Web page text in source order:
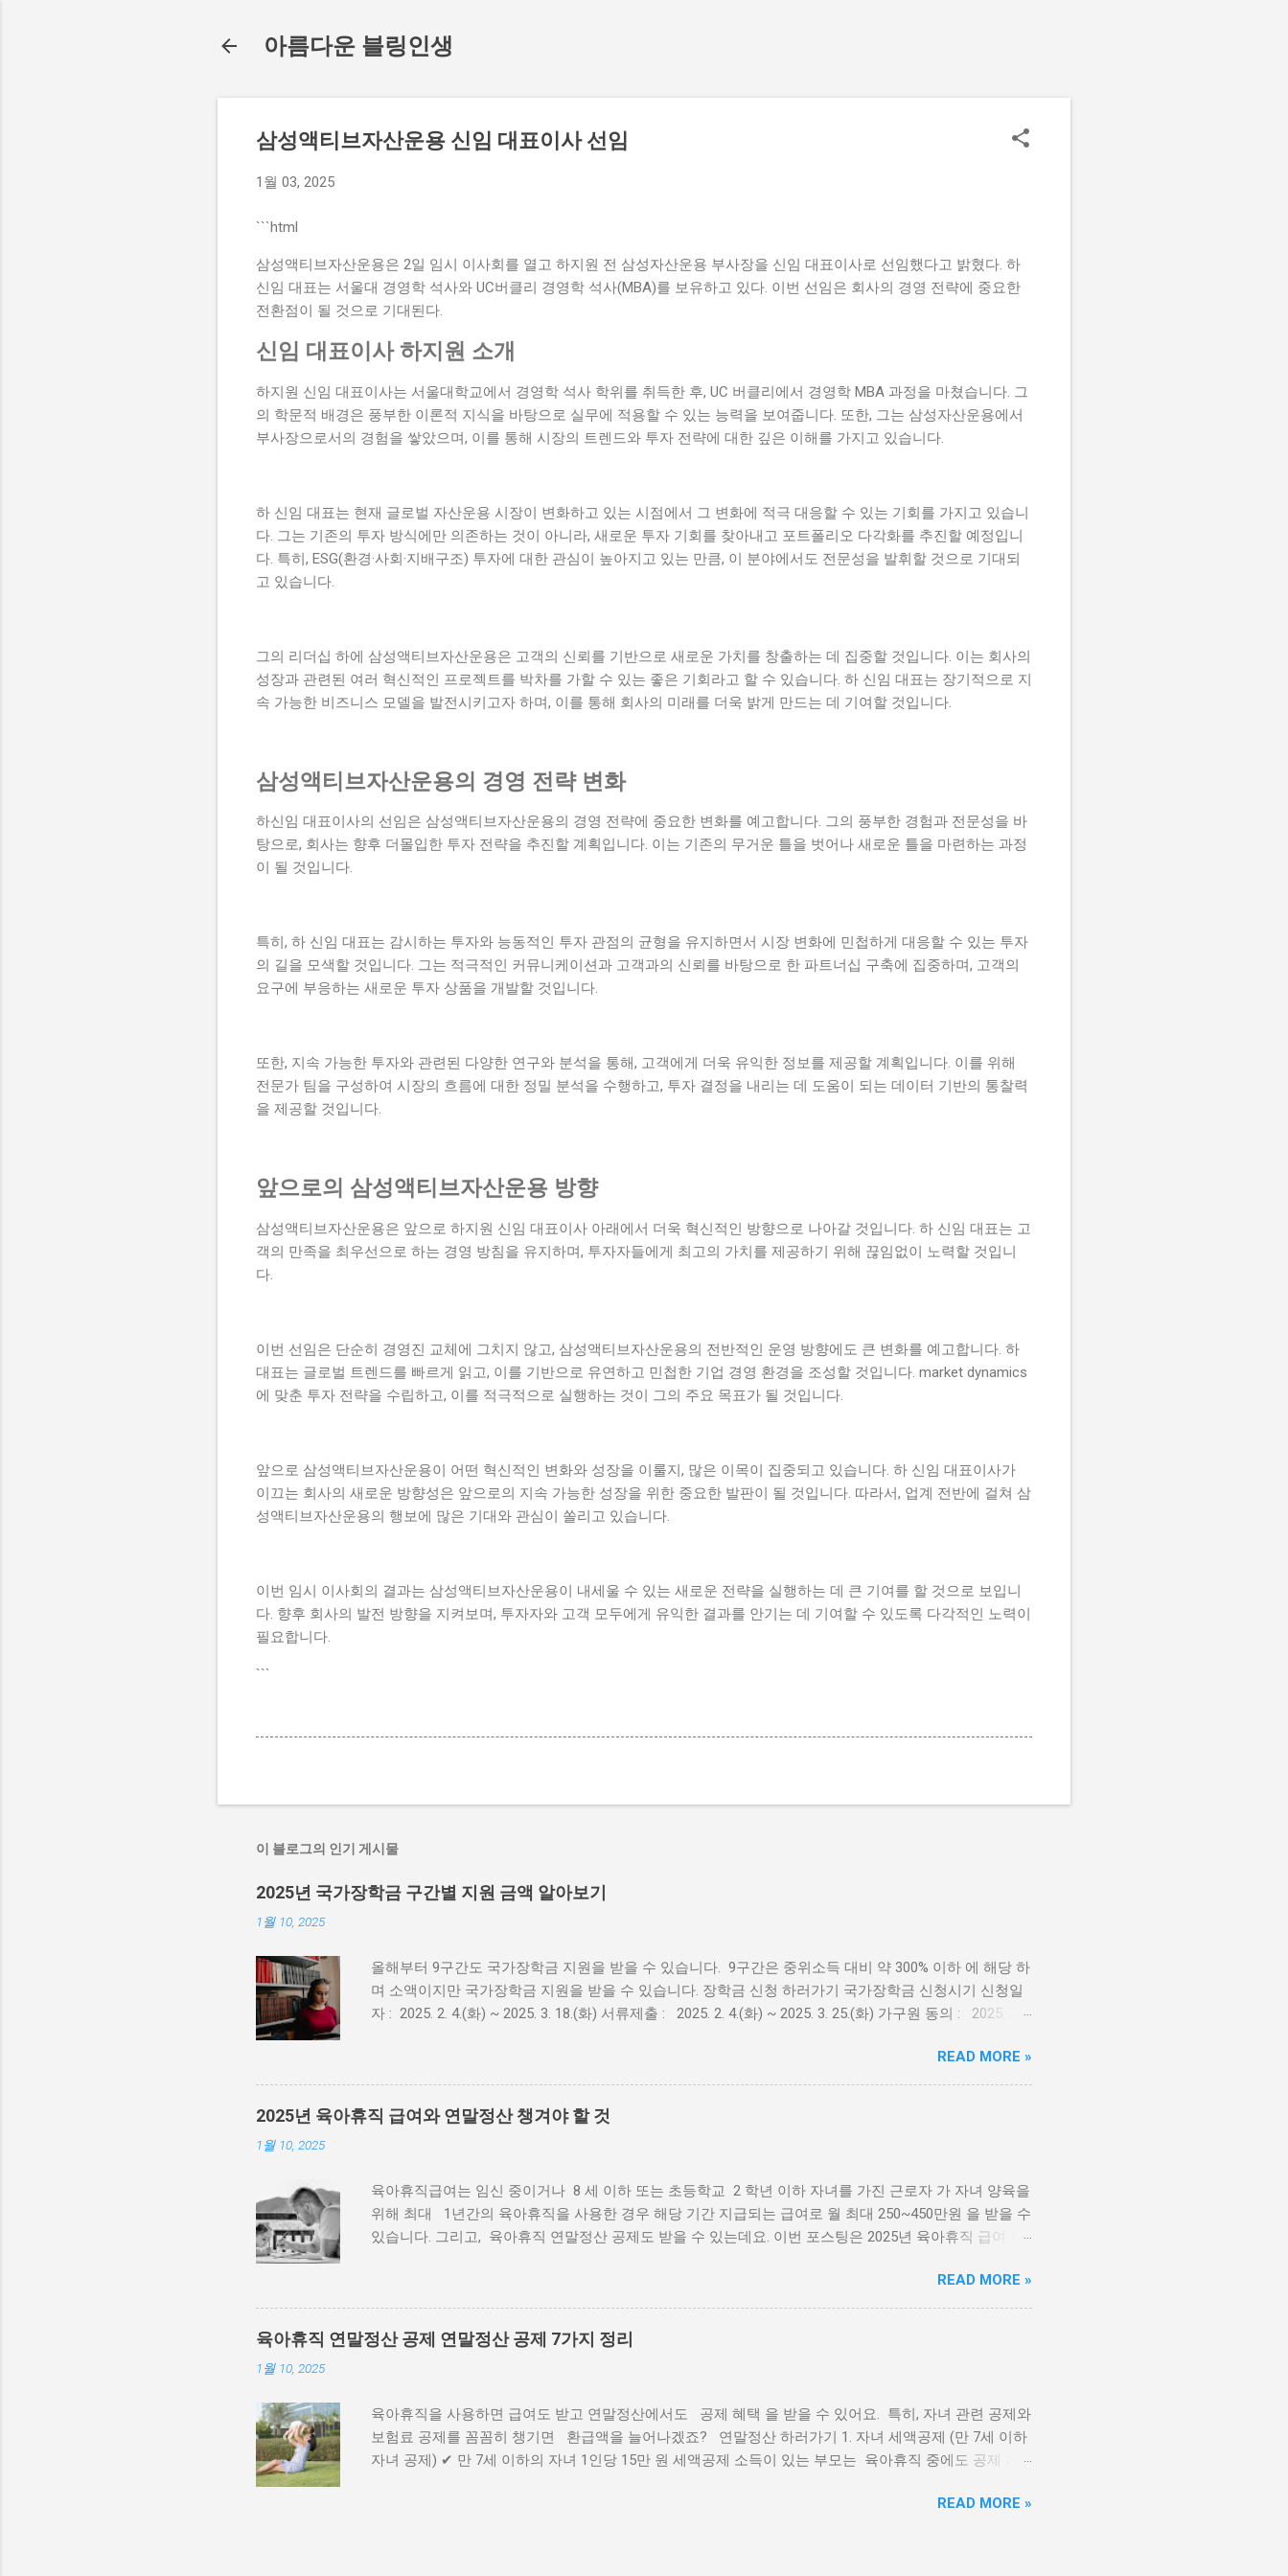
아름다운 블링인생
삼성액티브자산운용 신임 대표이사 선임
1월 03, 2025
```html
삼성액티브자산운용은 2일 임시 이사회를 열고 하지원 전 삼성자산운용 부사장을 신임 대표이사로 선임했다고 밝혔다. 하
신임 대표는 서울대 경영학 석사와 UC버클리 경영학 석사(MBA)를 보유하고 있다. 이번 선임은 회사의 경영 전략에 중요한
전환점이 될 것으로 기대된다.
신임 대표이사 하지원 소개
하지원 신임 대표이사는 서울대학교에서 경영학 석사 학위를 취득한 후, UC 버클리에서 경영학 MBA 과정을 마쳤습니다. 그
의 학문적 배경은 풍부한 이론적 지식을 바탕으로 실무에 적용할 수 있는 능력을 보여줍니다. 또한, 그는 삼성자산운용에서
부사장으로서의 경험을 쌓았으며, 이를 통해 시장의 트렌드와 투자 전략에 대한 깊은 이해를 가지고 있습니다.
하 신임 대표는 현재 글로벌 자산운용 시장이 변화하고 있는 시점에서 그 변화에 적극 대응할 수 있는 기회를 가지고 있습니
다. 그는 기존의 투자 방식에만 의존하는 것이 아니라, 새로운 투자 기회를 찾아내고 포트폴리오 다각화를 추진할 예정입니
다. 특히, ESG(환경·사회·지배구조) 투자에 대한 관심이 높아지고 있는 만큼, 이 분야에서도 전문성을 발휘할 것으로 기대되
고 있습니다.
그의 리더십 하에 삼성액티브자산운용은 고객의 신뢰를 기반으로 새로운 가치를 창출하는 데 집중할 것입니다. 이는 회사의
성장과 관련된 여러 혁신적인 프로젝트를 박차를 가할 수 있는 좋은 기회라고 할 수 있습니다. 하 신임 대표는 장기적으로 지
속 가능한 비즈니스 모델을 발전시키고자 하며, 이를 통해 회사의 미래를 더욱 밝게 만드는 데 기여할 것입니다.
삼성액티브자산운용의 경영 전략 변화
하신임 대표이사의 선임은 삼성액티브자산운용의 경영 전략에 중요한 변화를 예고합니다. 그의 풍부한 경험과 전문성을 바
탕으로, 회사는 향후 더몰입한 투자 전략을 추진할 계획입니다. 이는 기존의 무거운 틀을 벗어나 새로운 틀을 마련하는 과정
이 될 것입니다.
특히, 하 신임 대표는 감시하는 투자와 능동적인 투자 관점의 균형을 유지하면서 시장 변화에 민첩하게 대응할 수 있는 투자
의 길을 모색할 것입니다. 그는 적극적인 커뮤니케이션과 고객과의 신뢰를 바탕으로 한 파트너십 구축에 집중하며, 고객의
요구에 부응하는 새로운 투자 상품을 개발할 것입니다.
또한, 지속 가능한 투자와 관련된 다양한 연구와 분석을 통해, 고객에게 더욱 유익한 정보를 제공할 계획입니다. 이를 위해
전문가 팀을 구성하여 시장의 흐름에 대한 정밀 분석을 수행하고, 투자 결정을 내리는 데 도움이 되는 데이터 기반의 통찰력
을 제공할 것입니다.
앞으로의 삼성액티브자산운용 방향
삼성액티브자산운용은 앞으로 하지원 신임 대표이사 아래에서 더욱 혁신적인 방향으로 나아갈 것입니다. 하 신임 대표는 고
객의 만족을 최우선으로 하는 경영 방침을 유지하며, 투자자들에게 최고의 가치를 제공하기 위해 끊임없이 노력할 것입니
다.
이번 선임은 단순히 경영진 교체에 그치지 않고, 삼성액티브자산운용의 전반적인 운영 방향에도 큰 변화를 예고합니다. 하
대표는 글로벌 트렌드를 빠르게 읽고, 이를 기반으로 유연하고 민첩한 기업 경영 환경을 조성할 것입니다. market dynamics
에 맞춘 투자 전략을 수립하고, 이를 적극적으로 실행하는 것이 그의 주요 목표가 될 것입니다.
앞으로 삼성액티브자산운용이 어떤 혁신적인 변화와 성장을 이룰지, 많은 이목이 집중되고 있습니다. 하 신임 대표이사가
이끄는 회사의 새로운 방향성은 앞으로의 지속 가능한 성장을 위한 중요한 발판이 될 것입니다. 따라서, 업계 전반에 걸쳐 삼
성액티브자산운용의 행보에 많은 기대와 관심이 쏠리고 있습니다.
이번 임시 이사회의 결과는 삼성액티브자산운용이 내세울 수 있는 새로운 전략을 실행하는 데 큰 기여를 할 것으로 보입니
다. 향후 회사의 발전 방향을 지켜보며, 투자자와 고객 모두에게 유익한 결과를 안기는 데 기여할 수 있도록 다각적인 노력이
필요합니다.
```
이 블로그의 인기 게시물
2025년 국가장학금 구간별 지원 금액 알아보기
1월 10, 2025
올해부터 9구간도 국가장학금 지원을 받을 수 있습니다. 9구간은 중위소득 대비 약 300% 이하 에 해당 하
며 소액이지만 국가장학금 지원을 받을 수 있습니다. 장학금 신청 하러가기 국가장학금 신청시기 신청일
자 : 2025. 2. 4.(화) ~ 2025. 3. 18.(화) 서류제출 : 2025. 2. 4.(화) ~ 2025. 3. 25.(화) 가구원 동의 : 2025. 2.
신화 신청 기간이 부족 또는 최신화 신청 불가 장학금 신청 하러가기 국가장학금 구간별 소득 기준 * 소
득 기준은 매년 변동 될 수 있으며 한국장학재단 공식 홈페이지 에서 확인 가능. 국가장학금 구간별 지원
금액 지원구간 학기별 연간 금액 1구간 285만원 570만원 2구간 285만원 570만원 3구간
285만원 570만원 4구간 210만원 420만원 5구간 210만원...
READ MORE »
2025년 육아휴직 급여와 연말정산 챙겨야 할 것
1월 10, 2025
육아휴직급여는 임신 중이거나 8 세 이하 또는 초등학교 2 학년 이하 자녀를 가진 근로자 가 자녀 양육을
위해 최대 1년간의 육아휴직을 사용한 경우 해당 기간 지급되는 급여로 월 최대 250~450만원 을 받을 수
있습니다. 그리고, 육아휴직 연말정산 공제도 받을 수 있는데요. 이번 포스팅은 2025년 육아휴직 급여 변
마나 오를까? 2025년부터 육아급여 인상 으로 인해 지급 비율과 상·하한액이 다음과 같이 조정됩니다.
2025년 육아휴직 연말정산 시 꼭 챙길 것! 육아휴직 기간에도 연말정산 공제 혜택 을 받을 수 있어요. 소득
세 감면: 일정 소득 이하의 근로자는 세금 감면 가능 자녀 세액공제: 만 7세 이하 자녀 1인당 최대 15만 원
공제 보험료 공제: 육아휴직 중에도 건강보험료 공제 가능 육아휴직 연말정산 공제 확인하기 2025년 육
급여 지급 (육아휴직 지속 여부 확인 후 지급) 육아휴직 급여 신청하기 육아휴직 중 알바 가능할까? (Q&A)
❓ Q. 2025년 육아휴직 중에 아르바이트를 할 수 있나요? ✔ 아니요. 육아휴직 기간 동안 소득이 발생하면
급여 지급이 제한될 수 있습니다. ❓ Q. 육아휴직 급여를 받는 동안 연말정산 신청이 가능한가요? ✔ 네!
READ MORE »
육아휴직 연말정산 공제 연말정산 공제 7가지 정리
1월 10, 2025
육아휴직을 사용하면 급여도 받고 연말정산에서도 공제 혜택 을 받을 수 있어요. 특히, 자녀 관련 공제와
보험료 공제를 꼼꼼히 챙기면 환급액을 늘어나겠죠? 연말정산 하러가기 1. 자녀 세액공제 (만 7세 이하
자녀 공제) ✔ 만 7세 이하의 자녀 1인당 15만 원 세액공제 소득이 있는 부모는 육아휴직 중에도 공제 가
당 15만 원 셋째부터: 1인당 30만 원 [ 예시] 육아휴직 중인 직장인 A씨가 5세, 2세 자녀를 두고 있다면?
READ MORE »